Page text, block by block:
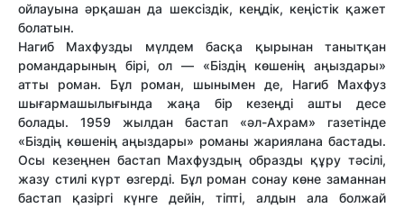
ойлауына әрқашан да шексіздік, кеңдік, кеңістік қажет
болатын.
Нагиб Махфузды мүлдем басқа қырынан танытқан
романдарының бірі, ол — «Біздің көшенің аңыздары»
атты роман. Бұл роман, шынымен де, Нагиб Махфуз
шығармашылығында жаңа бір кезеңді ашты десе
болады. 1959 жылдан бастап «әл-Ахрам» газетінде
«Біздің көшенің аңыздары» романы жариялана бастады.
Осы кезеңнен бастап Махфуздың образды құру тәсілі,
жазу стилі күрт өзгерді. Бұл роман сонау көне заманнан
бастап қазіргі күнге дейін, тіпті, алдын ала болжай